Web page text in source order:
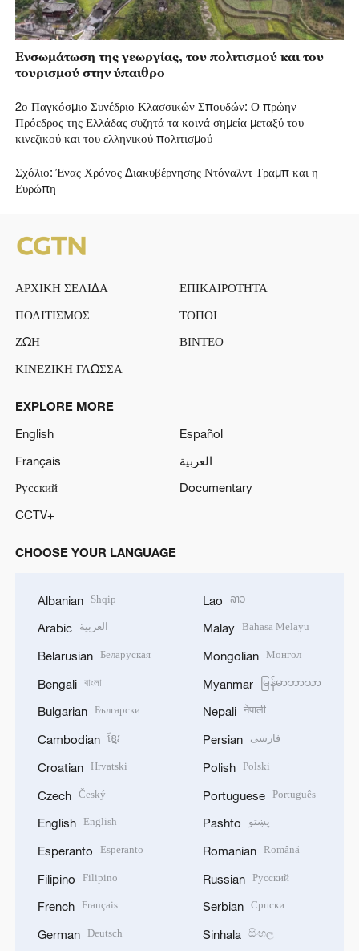
Ενσωμάτωση της γεωργίας, του πολιτισμού και του
τουρισμού στην ύπαιθρο
2ο Παγκόσμιο Συνέδριο Κλασσικών Σπουδών: Ο πρώην
Πρόεδρος της Ελλάδας συζητά τα κοινά σημεία μεταξύ του
κινεζικού και του ελληνικού πολιτισμού
Σχόλιο: Ένας Χρόνος Διακυβέρνησης Ντόναλντ Τραμπ και η
Ευρώπη
ΑΡΧΙΚΗ ΣΕΛΙΔΑ
ΕΠΙΚΑΙΡΟΤΗΤΑ
ΠΟΛΙΤΙΣΜΟΣ
ΤΟΠΟΙ
ΖΩΗ
ΒΙΝΤΕΟ
ΚΙΝΕΖΙΚΗ ΓΛΩΣΣΑ
EXPLORE MORE
English
Español
Français
العربية
Русский
Documentary
CCTV+
CHOOSE YOUR LANGUAGE
Albanian Shqip
Arabic العربية
Belarusian Беларуская
Bengali বাংলা
Bulgarian Български
Cambodian ខ្មែរ
Croatian Hrvatski
Czech Český
English English
Esperanto Esperanto
Filipino Filipino
French Français
German Deutsch
Lao ລາວ
Malay Bahasa Melayu
Mongolian Монгол
Myanmar မြန်မာဘာသာ
Nepali नेपाली
Persian فارسی
Polish Polski
Portuguese Português
Pashto پښتو
Romanian Română
Russian Русский
Serbian Српски
Sinhala සිංහල